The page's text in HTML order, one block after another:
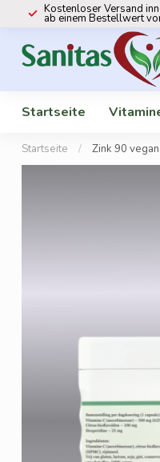
Kostenloser Versand
ab einem Bestellwert
Startseite
Startseite / Zink 90